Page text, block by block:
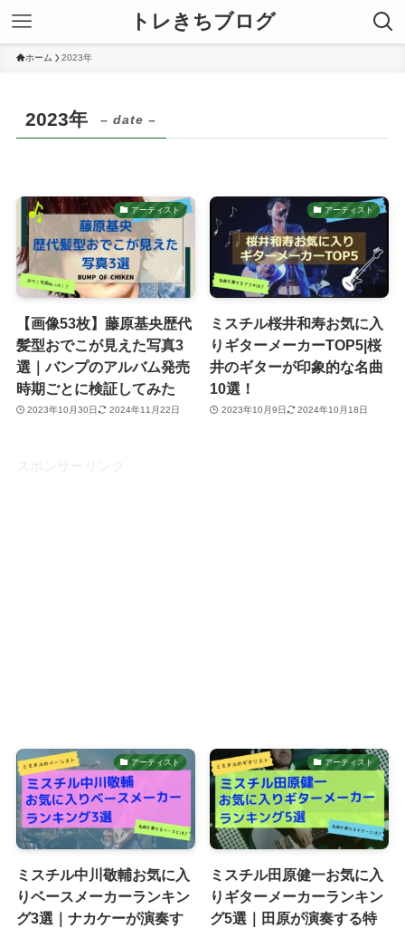
トレきちブログ
ホーム 2023年
2023年 – date –
アーティスト
【画像53枚】藤原基央歴代
髪型おでこが見えた写真3
選｜バンプのアルバム発売
時期ごとに検証してみた
2023年10月30日 2024年11月22日
アーティスト
ミスチル桜井和寿お気に入
りギターメーカーTOP5|桜
井のギターが印象的な名曲
10選！
2023年10月9日 2024年10月18日
アーティスト
ミスチル中川敬輔お気に入
りベースメーカーランキン
グ3選｜ナカケーが演奏す
アーティスト
ミスチル田原健一お気に入
りギターメーカーランキン
グ5選｜田原が演奏する特